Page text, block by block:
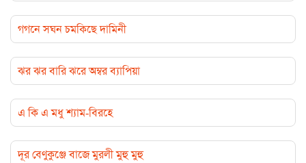
গগনে সঘন চমকিছে দামিনী
ঝর ঝর বারি ঝরে অম্বর ব্যাপিয়া
এ কি এ মধু শ্যাম-বিরহে
দূর বেণুকুঞ্জে বাজে মুরলী মুহু মুহু